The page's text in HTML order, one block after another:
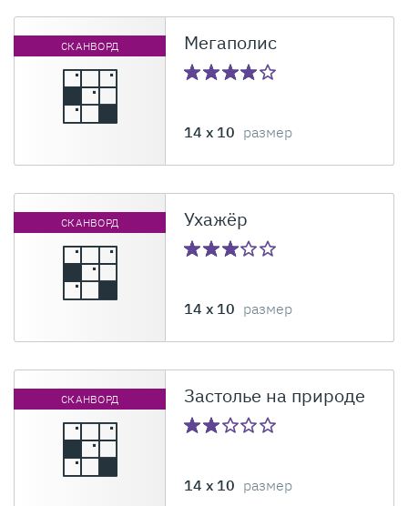
СКАНВОРД Мегаполис
14 x 10 размер
СКАНВОРД Ухажёр
14 x 10 размер
СКАНВОРД Застолье на природе
14 x 10 размер